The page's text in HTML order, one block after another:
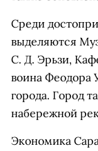
Среди
выделяются
С. Д. Эрьзи,
воина Феодора
города. Город
набережной
Экономика